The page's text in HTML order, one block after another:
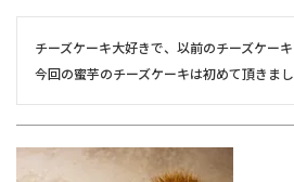
チーズケーキ大好きで、以前のチーズケーキ
今回の蜜芋のチーズケーキは初めて頂きま